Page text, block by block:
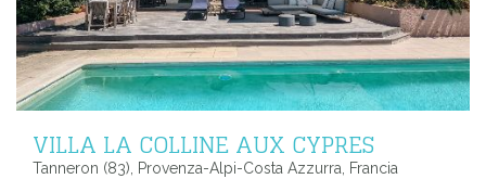
VILLA LA COLLINE AUX CYPRES
Tanneron (83), Provenza-Alpi-Costa Azzurra, Francia